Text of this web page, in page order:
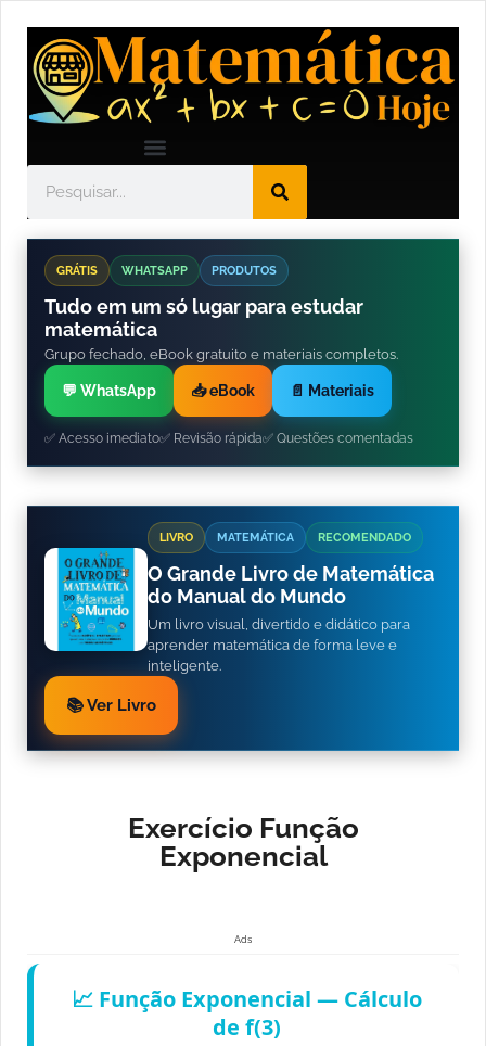
GRÁTIS WHATSAPP PRODUTOS
Tudo em um só lugar para estudar
matemática
Grupo fechado, eBook gratuito e materiais completos.
💬 WhatsApp 📥 eBook 📄 Materiais
✅ Acesso imediato✅ Revisão rápida✅ Questões comentadas
LIVRO MATEMÁTICA RECOMENDADO
O Grande Livro de Matemática
do Manual do Mundo
Um livro visual, divertido e didático para
aprender matemática de forma leve e
inteligente.
📚 Ver Livro
Exercício Função
Exponencial
Ads
📈 Função Exponencial — Cálculo
de f(3)